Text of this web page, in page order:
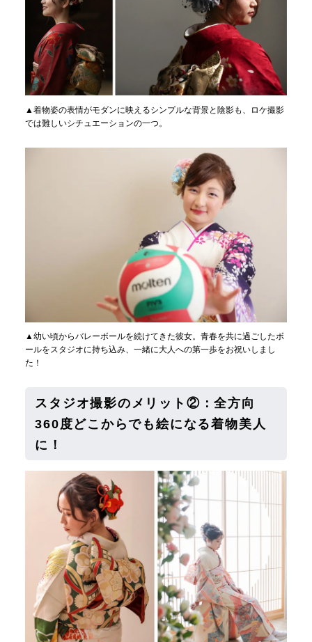
▲着物姿の表情がモダンに映えるシンプルな背景と陰影も、ロケ撮影
では難しいシチュエーションの一つ。
▲幼い頃からバレーボールを続けてきた彼女。青春を共に過ごしたボ
ールをスタジオに持ち込み、一緒に大人への第一歩をお祝いしまし
た！
スタジオ撮影のメリット②：全方向
360度どこからでも絵になる着物美人
に！